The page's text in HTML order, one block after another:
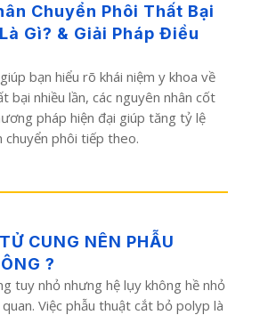
Chuyển Phôi Thất Bại
Gì? & Giải Pháp Điều
bạn hiểu rõ khái niệm y khoa về
bại nhiều lần, các nguyên nhân cốt
pháp hiện đại giúp tăng tỷ lệ
chuyển phôi tiếp theo.
CUNG NÊN PHẪU
?
tuy nhỏ nhưng hệ lụy không hề nhỏ
Việc phẫu thuật cắt bỏ polyp là